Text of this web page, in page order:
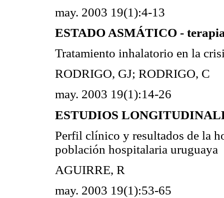
may. 2003 19(1):4-13
ESTADO ASMÁTICO -
Tratamiento inhalatorio en la
RODRIGO, GJ; RODRIGO, C
may. 2003 19(1):14-26
ESTUDIOS
Perfil clínico y resultados de la
población hospitalaria uruguaya
AGUIRRE, R
may. 2003 19(1):53-65